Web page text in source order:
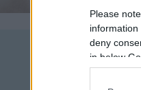
Please
deny
in below